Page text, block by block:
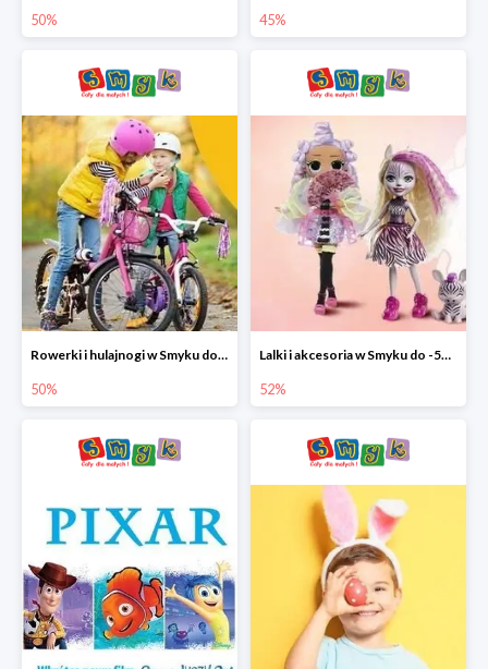
50% 45%
Rowerki i hulajnogi w Smyku do -50%
50%
Lalki i akcesoria w Smyku do -52%
52%